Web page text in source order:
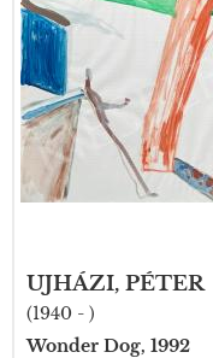
UJHÁZI, PÉTER
(1940 - )
Wonder Dog, 1992